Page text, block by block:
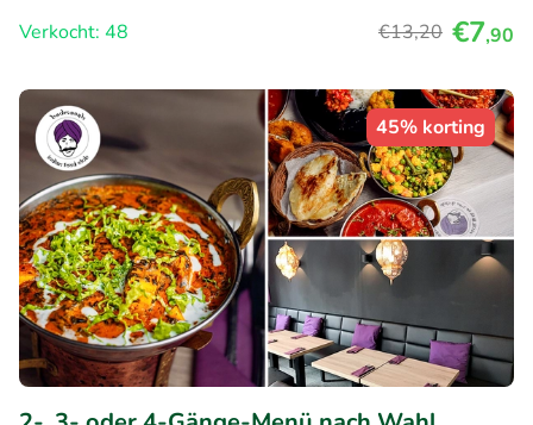
Verkocht: 48
€13,20 €7,90
45% korting